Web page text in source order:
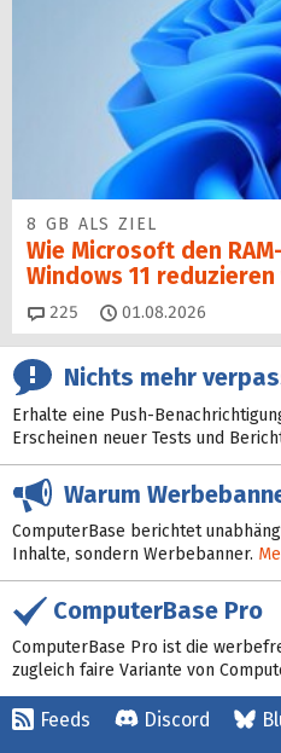
8 GB ALS ZIEL
Wie Microsoft den
Windows 11
225 Kommentare
01.08.2026
Nichts mehr
Erhalte eine Push-
Erscheinen neuer Tests und
Warum
ComputerBase berichtet
Inhalte, sondern Werbebanner.
ComputerBase Pro
ComputerBase Pro ist die
zugleich faire Variante von
Feeds Discord